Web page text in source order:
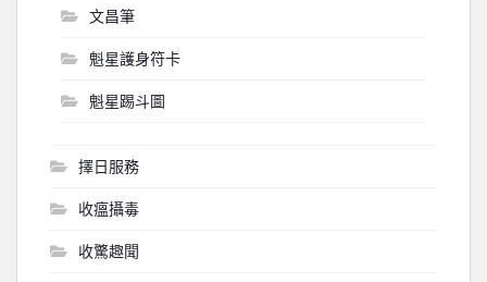
文昌筆
魁星護身符卡
魁星踢斗圖
擇日服務
收瘟攝毒
收驚趣聞